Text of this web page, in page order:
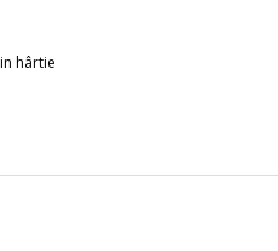
hârtie